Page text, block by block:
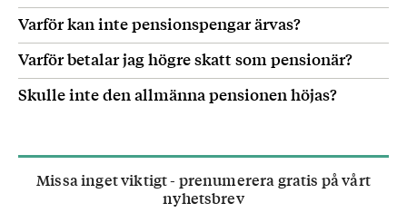
Varför kan inte pensionspengar ärvas?
Varför betalar jag högre skatt som pensionär?
Skulle inte den allmänna pensionen höjas?
Missa inget viktigt - prenumerera gratis på vårt
nyhetsbrev